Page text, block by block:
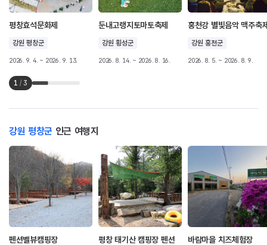
평창효석문화제
강원 평창군
2026. 9. 4. ~ 2026. 9. 13.
둔내고랭지토마토축제
강원 횡성군
2026. 8. 14. ~ 2026. 8. 16.
홍천강 별빛음악 맥주축
강원 홍천군
2026. 8. 5. ~ 2026. 8. 9.
1 / 3
강원 평창군 인근 여행지
펜션벨뷰캠핑장 평창 태기산 캠핑장 펜션 바람마을 치즈체험장